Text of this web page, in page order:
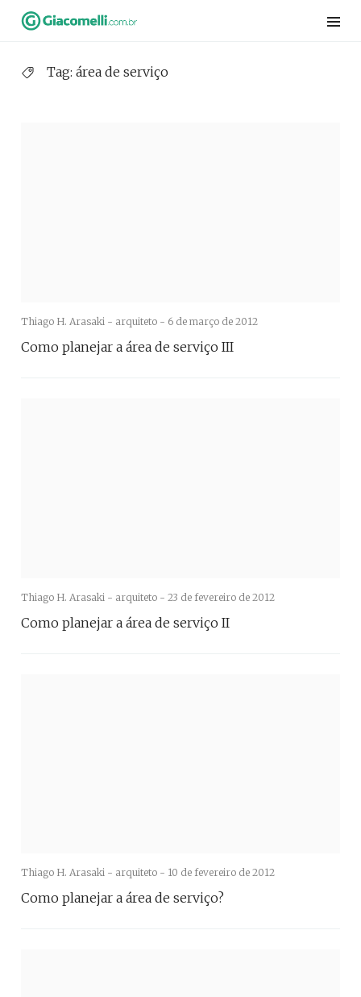
Skip
Tag: área de serviço
Thiago H. Arasaki - arquiteto - 6 de março de 2012
Como planejar a área de serviço III
Thiago H. Arasaki - arquiteto - 23 de fevereiro de 2012
Como planejar a área de serviço II
Thiago H. Arasaki - arquiteto - 10 de fevereiro de 2012
Como planejar a área de serviço?